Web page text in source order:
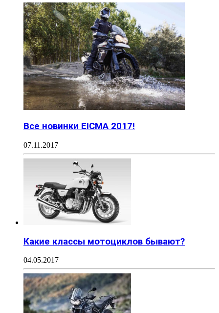
Все новинки EICMA 2017!
07.11.2017
Какие классы мотоциклов бывают?
04.05.2017